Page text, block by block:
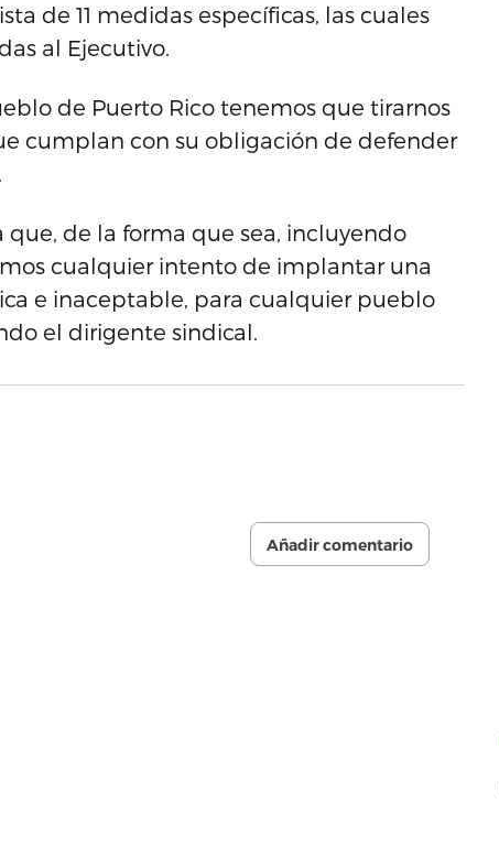
de 11 medidas específicas, las cuales
al Ejecutivo.
de Puerto Rico tenemos que tirarnos
cumplan con su obligación de defender
de la forma que sea, incluyendo
cualquier intento de implantar una
e inaceptable, para cualquier pueblo
el dirigente sindical.
Añadir comentario